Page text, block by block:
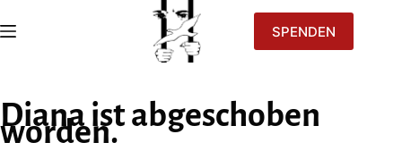
SPENDEN
Diana ist abgeschoben
worden.